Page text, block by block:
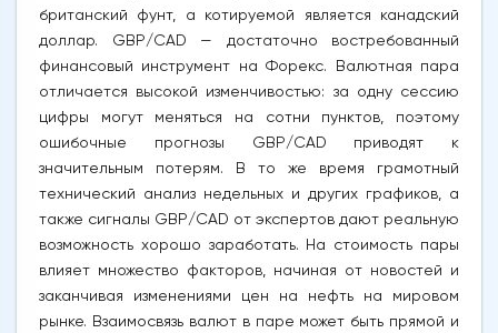
британский фунт, а котируемой является канадский
доллар. GBP/CAD — достаточно востребованный
финансовый инструмент на Форекс. Валютная пара
отличается высокой изменчивостью: за одну сессию
цифры могут меняться на сотни пунктов, поэтому
ошибочные прогнозы GBP/CAD приводят к
значительным потерям. В то же время грамотный
технический анализ недельных и других графиков, а
также сигналы GBP/CAD от экспертов дают реальную
возможность хорошо заработать. На стоимость пары
влияет множество факторов, начиная от новостей и
заканчивая изменениями цен на нефть на мировом
рынке. Взаимосвязь валют в паре может быть прямой и